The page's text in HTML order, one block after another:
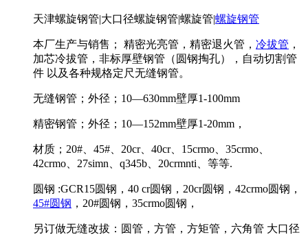
天津螺旋钢管|大口径螺旋钢管|螺旋管|螺旋钢管
本厂生产与销售； 精密光亮管，精密退火管， 冷拔管 ，
加芯冷拔管，非标厚壁钢管（圆钢掏孔），自动切割管
件 以及各种规格定尺无缝钢管。
无缝钢管；外径；10—630mm壁厚1-100mm
精密钢管；外径；10—152mm壁厚1-20mm，
材质；20#、45#、20cr、40cr、15crmo、35crmo、
42crmo、27simn、q345b、20crmnti、等等.
圆钢 :GCR15圆钢，40 cr圆钢，20cr圆钢，42crmo圆钢，
45#圆钢 ，20#圆钢，35crmo圆钢，
另订做无缝改拔：圆管，方管，方矩管，六角管 大口径